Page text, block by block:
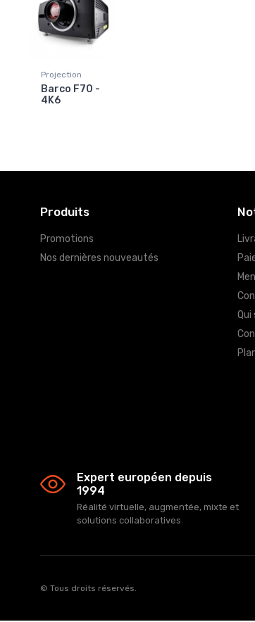
Projection
Barco F70 -
4K6
Produits
Promotions
Nos dernières nouveautés
Expert européen depuis
1994
Réalité virtuelle, augmentée, mixte et
solutions collaboratives
© Tous droits réservés.